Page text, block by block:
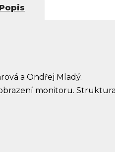
Popis
a Ondřej Mladý.
monitoru.